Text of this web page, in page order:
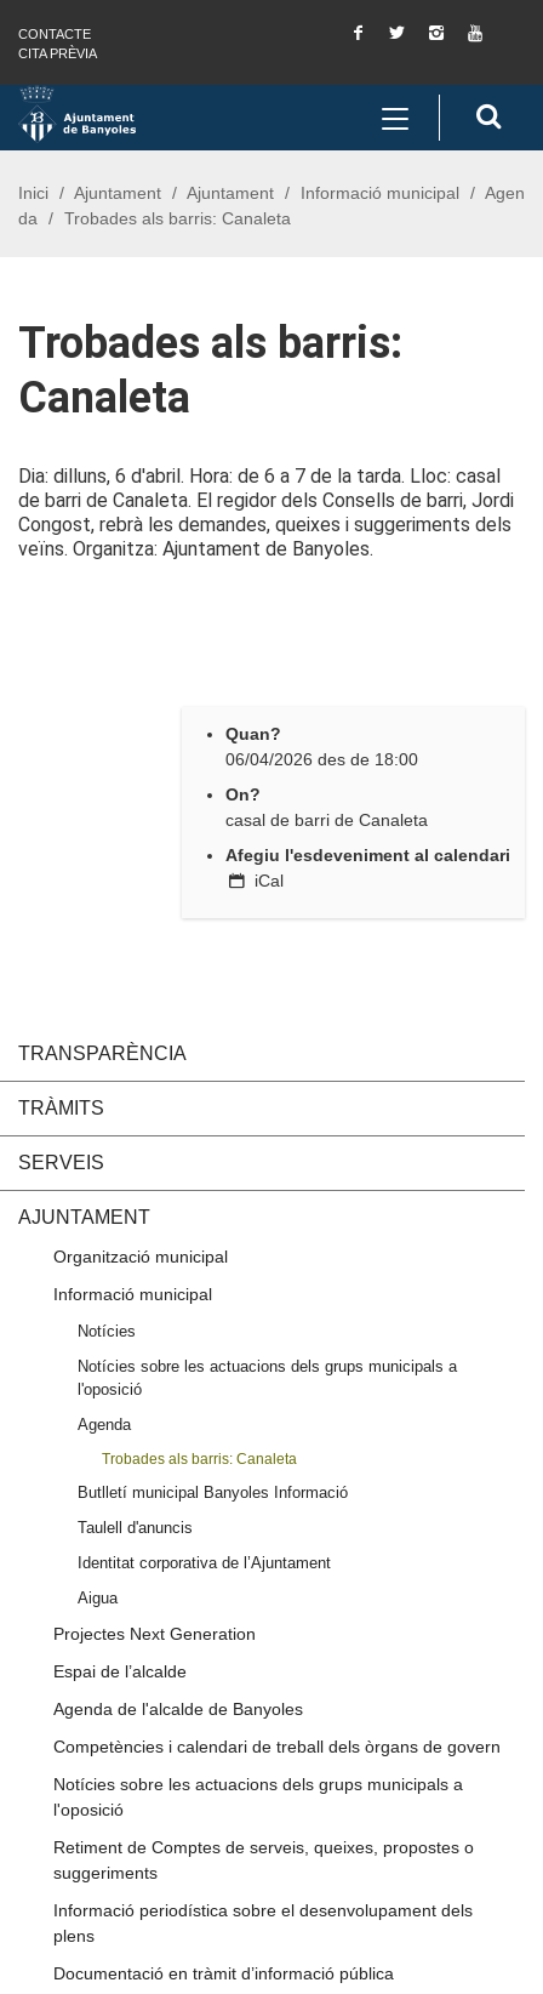
Saltar al contingut
Saltar a la navegació
Informació de contacte
CONTACTE
CITA PRÈVIA
Facebook
Twitter Instagram
Toggle
navigation
Inici Ajuntament Ajuntament Informació municipal
Agen
da
Trobades als barris: Canaleta
Trobades als barris:
Canaleta
Dia: dilluns, 6 d'abril. Hora: de 6 a 7 de la tarda. Lloc: casal
de barri de Canaleta. El regidor dels Consells de barri, Jordi
Congost, rebrà les demandes, queixes i suggeriments dels
veïns. Organitza: Ajuntament de Banyoles.
Quan?
06/04/2026 des de 18:00
On?
casal de barri de Canaleta
Afegiu l'esdeveniment al calendari
iCal
TRANSPARÈNCIA
TRÀMITS
SERVEIS
AJUNTAMENT
Organització municipal
Informació municipal
Notícies
Notícies sobre les actuacions dels grups municipals a
l'oposició
Agenda
Trobades als barris: Canaleta
Butlletí municipal Banyoles Informació
Taulell d'anuncis
Identitat corporativa de l’Ajuntament
Aigua
Projectes Next Generation
Espai de l’alcalde
Agenda de l'alcalde de Banyoles
Competències i calendari de treball dels òrgans de govern
Notícies sobre les actuacions dels grups municipals a
l'oposició
Retiment de Comptes de serveis, queixes, propostes o
suggeriments
Informació periodística sobre el desenvolupament dels
plens
Documentació en tràmit d’informació pública